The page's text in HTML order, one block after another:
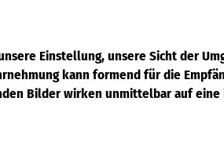
Einstellung, unsere Sicht der
kann formend für die
Bilder wirken unmittelbar auf